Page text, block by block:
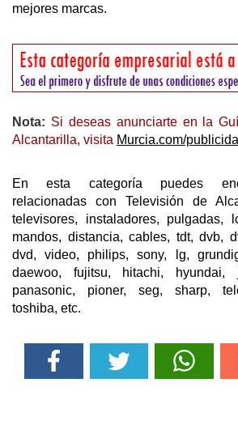
mejores marcas.
Nota: Si deseas anunciarte en la
Alcantarilla, visita Murcia.com/
En esta categoría puedes
relacionadas con Televisión de
televisores, instaladores, pulgadas,
mandos, distancia, cables, tdt, dvb,
dvd, video, philips, sony, lg,
daewoo, fujitsu, hitachi, hyundai,
panasonic, pioner, seg, sharp,
toshiba, etc.